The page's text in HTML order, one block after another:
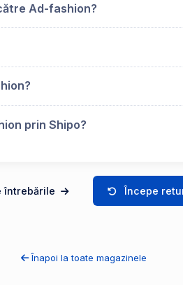
Ad-fashion?
prin Shipo?
întrebările Începe
Înapoi la toate magazinele